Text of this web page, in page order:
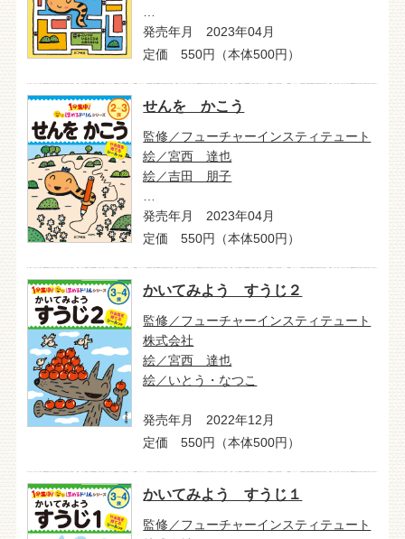
発売年月 2023年04月
定価 550円（本体500円）
せんを かこう
監修／フューチャーインスティテュート
絵／宮西 達也
絵／吉田 朋子
発売年月 2023年04月
定価 550円（本体500円）
かいてみよう すうじ２
監修／フューチャーインスティテュート
株式会社
絵／宮西 達也
絵／いとう・なつこ
発売年月 2022年12月
定価 550円（本体500円）
かいてみよう すうじ１
監修／フューチャーインスティテュート